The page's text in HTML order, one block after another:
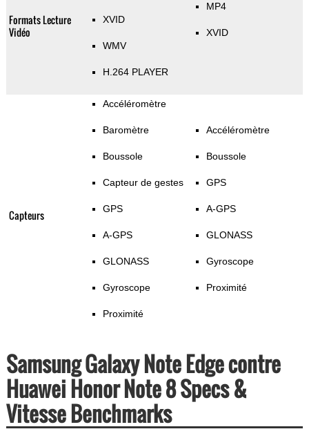
Formats Lecture
Vidéo
XVID
WMV
H.264 PLAYER
MP4
XVID
Capteurs
Accéléromètre
Baromètre
Boussole
Capteur de gestes
GPS
A-GPS
GLONASS
Gyroscope
Proximité
Accéléromètre
Boussole
GPS
A-GPS
GLONASS
Gyroscope
Proximité
Samsung Galaxy Note Edge contre
Huawei Honor Note 8 Specs &
Vitesse Benchmarks